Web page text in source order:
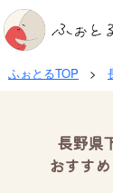
ふぉとるTOP >
長野県
おすす